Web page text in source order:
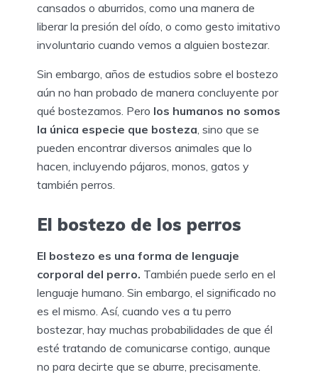
cansados o aburridos, como una manera de
liberar la presión del oído, o como gesto imitativo
involuntario cuando vemos a alguien bostezar.
Sin embargo, años de estudios sobre el bostezo
aún no han probado de manera concluyente por
qué bostezamos. Pero los humanos no somos
la única especie que bosteza, sino que se
pueden encontrar diversos animales que lo
hacen, incluyendo pájaros, monos, gatos y
también perros.
El bostezo de los perros
El bostezo es una forma de lenguaje
corporal del perro. También puede serlo en el
lenguaje humano. Sin embargo, el significado no
es el mismo. Así, cuando ves a tu perro
bostezar, hay muchas probabilidades de que él
esté tratando de comunicarse contigo, aunque
no para decirte que se aburre, precisamente.